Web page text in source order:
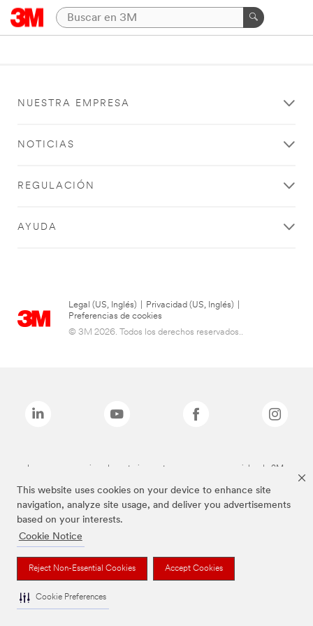
This website uses cookies on your device to enhance site
navigation, analyze site usage, and deliver you advertisements
based on your interests.
Cookie Notice
Reject Non-Essential Cookies Accept Cookies
Cookie Preferences
NUESTRA EMPRESA
NOTICIAS
REGULACIÓN
AYUDA
Legal (US, Inglés) Privacidad (US, Inglés)
Preferencias de cookies
© 3M 2026. Todos los derechos reservados..
Las marcas mencionadas anteriormente son marcas comerciales de 3M.